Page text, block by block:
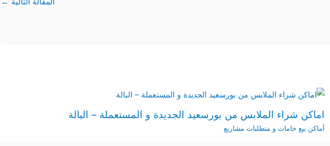
اماكن شراء الملابس من بورسعيد الجديدة و المستعملة – البالة
أماكن بيع خامات و متطلبات مشاريع